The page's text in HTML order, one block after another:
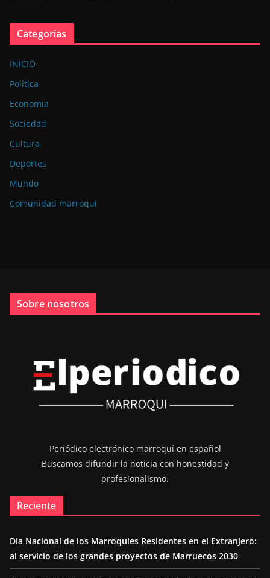
Categorías
INICIO
Política
Economía
Sociedad
Cultura
Deportes
Mundo
Comunidad marroquí
Sobre nosotros
Periódico electrónico marroquí en español
Buscamos difundir la noticia con honestidad y
profesionalismo.
Reciente
Día Nacional de los Marroquíes Residentes en el Extranjero:
al servicio de los grandes proyectos de Marruecos 2030